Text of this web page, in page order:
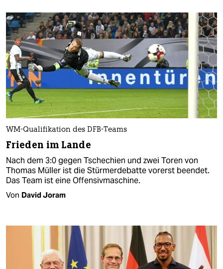
WM-Qualifikation des DFB-Teams
Frieden im Lande
Nach dem 3:0 gegen Tschechien und zwei Toren von
Thomas Müller ist die Stürmerdebatte vorerst beendet.
Das Team ist eine Offensivmaschine.
Von David Joram